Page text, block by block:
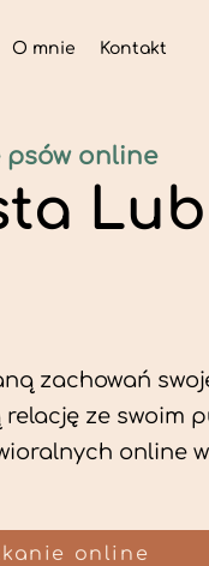
O mnie Kontakt
zachowań
ze swoim
online
psów online
online